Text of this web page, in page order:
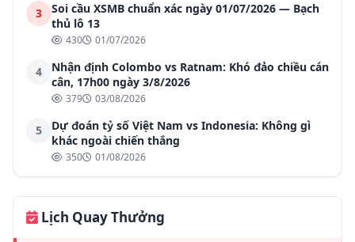
3
Soi cầu XSMB chuẩn xác ngày 01/07/2026 — Bạch
thủ lô 13
430 01/07/2026
4
Nhận định Colombo vs Ratnam: Khó đảo chiều cán
cân, 17h00 ngày 3/8/2026
379 03/08/2026
5
Dự đoán tỷ số Việt Nam vs Indonesia: Không gì
khác ngoài chiến thắng
350 01/08/2026
Lịch Quay Thưởng